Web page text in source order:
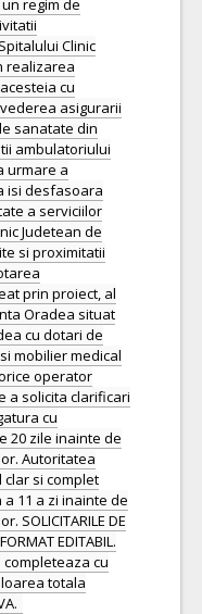
regim de
Clinic
realizarea
cu
asigurarii
sanatate din
ambulatoriului
urmare a
isi desfasoara
a serviciilor
Judetean de
si proximitatii
prin proiect, al
Oradea situat
cu dotari de
mobilier medical
operator
a solicita clarificari
cu
20 zile inainte de
Autoritatea
si complet
11 a zi inainte de
DE
EDITABIL.
cu
totala